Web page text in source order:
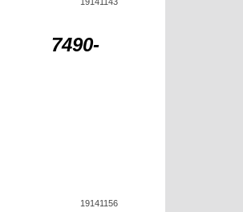
7490-
19141156